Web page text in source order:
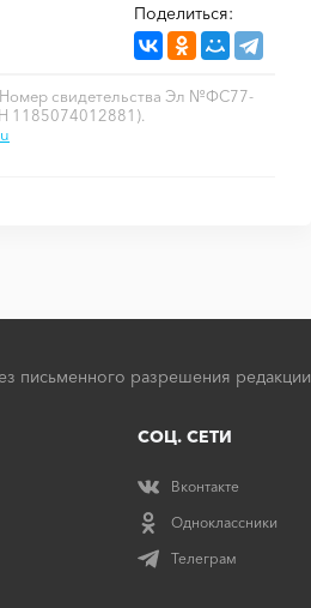
Поделиться:
Номер свидетельства Эл №ФС77-
1185074012881).
письменного разрешения редакции
СОЦ. СЕТИ
Вконтакте
Одноклассники
Телеграм